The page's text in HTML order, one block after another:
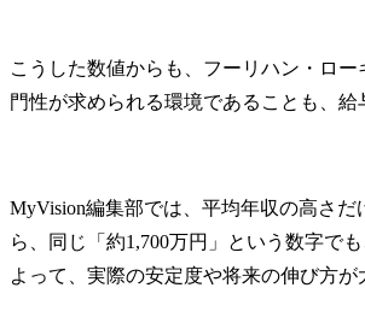
こうした数値からも、フーリハン・ロー
門性が求められる環境であることも、給
MyVision編集部では、平均年収の高さ
ら、同じ「約1,700万円」という数字で
よって、実際の安定度や将来の伸び方が